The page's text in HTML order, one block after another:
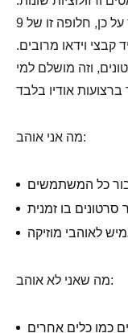
יתר על כן, חלופה זו של 9xbuddy תומכת בהורדת אצווה,
קבצי וידאו מרובים.
וזה מושלם למי
מה אני אוהב:
מה שאני לא אוהב: